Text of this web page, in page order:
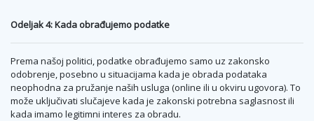
Odeljak 4: Kada obrađujemo podatke
Prema našoj politici, podatke obrađujemo samo uz zakonsko
odobrenje, posebno u situacijama kada je obrada podataka
neophodna za pružanje naših usluga (online ili u okviru ugovora). To
može uključivati slučajeve kada je zakonski potrebna saglasnost ili
kada imamo legitimni interes za obradu.